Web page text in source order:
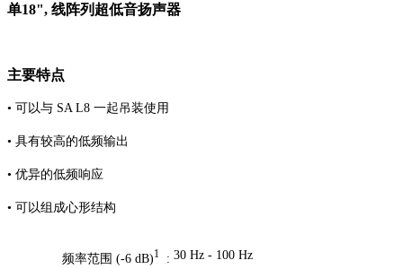
单18", 线阵列超低音扬声器
主要特点
• 可以与 SA L8 一起吊装使用
• 具有较高的低频输出
• 优异的低频响应
• 可以组成心形结构
频率范围 (-6 dB)1 : 30 Hz - 100 Hz